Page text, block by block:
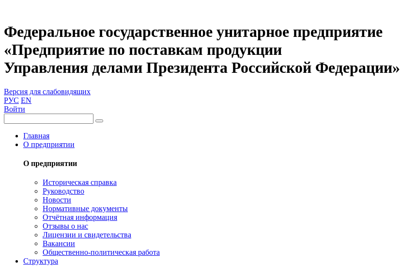
Федеральное государственное унитарное предприятие
«Предприятие по поставкам продукции
Управления делами Президента Российской Федерации»
Версия для слабовидящих
РУС EN
Войти
Главная
О предприятии
О предприятии
Историческая справка
Руководство
Новости
Нормативные документы
Отчётная информация
Отзывы о нас
Лицензии и свидетельства
Вакансии
Общественно-политическая работа
Структура